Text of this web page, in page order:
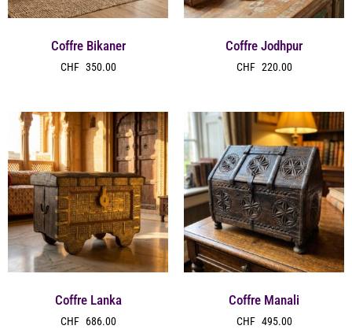
Coffre Bikaner
CHF 350.00
Coffre Jodhpur
CHF 220.00
Coffre Lanka
CHF 686.00
Coffre Manali
CHF 495.00